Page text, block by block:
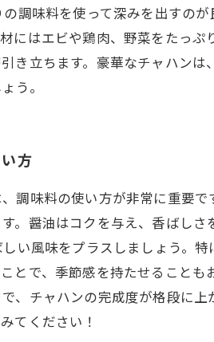
調味料を使って深みを出すの
にはエビや鶏肉、野菜をたっ
き立ちます。豪華なチャハン
う。
方
調味料の使い方が非常に重要
。醤油はコクを与え、香ばし
い風味をプラスしましょう。
とで、季節感を持たせること
、チャハンの完成度が格段に
てください！